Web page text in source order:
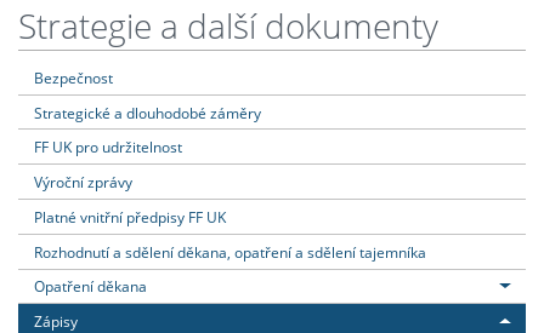
Strategie a další dokumenty
Bezpečnost
Strategické a dlouhodobé záměry
FF UK pro udržitelnost
Výroční zprávy
Platné vnitřní předpisy FF UK
Rozhodnutí a sdělení děkana, opatření a sdělení tajemníka
Opatření děkana
Zápisy